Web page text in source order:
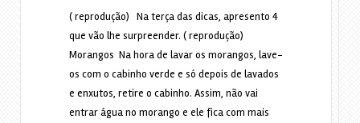
( reprodução) Na terça das dicas, apresento 4
que vão lhe surpreender. ( reprodução)
Morangos Na hora de lavar os morangos, lave-
os com o cabinho verde e só depois de lavados
e enxutos, retire o cabinho. Assim, não vai
entrar água no morango e ele fica com mais